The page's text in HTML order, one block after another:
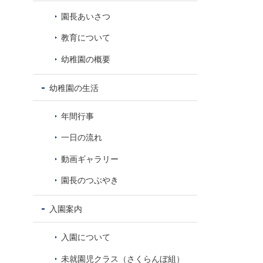
園長あいさつ
教育について
幼稚園の概要
幼稚園の生活
年間行事
一日の流れ
動画ギャラリー
園長のつぶやき
入園案内
入園について
未就園児クラス（さくらんぼ組）